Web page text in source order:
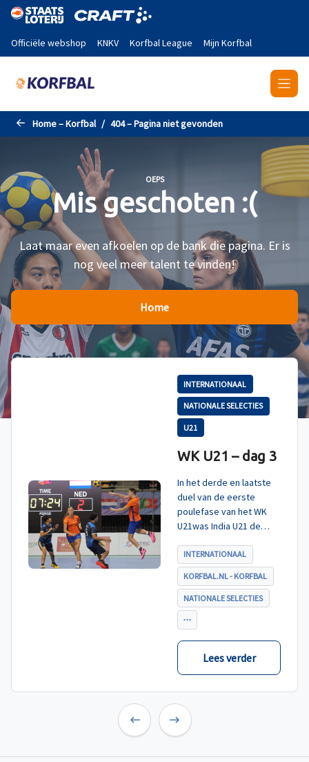
Naar de hoofdinhoud gaan
Officiële webshop KNKV Korfbal League Mijn Korfbal
Home – Korfbal 404 – Pagina niet gevonden
OEPS
Mis geschoten :(
Laat maar even afkoelen op de bank die pagina. Er is
nog veel meer talent te vinden!
Home
INTERNATIONAAL
NATIONALE SELECTIES
U21
WK U21 – dag 3
In het derde en laatste
duel van de eerste
poulefase van het WK
U21was India U21 de
verwacht werd ook dit
duel met ruime cijfers
gewonnen en daarmee
eindigt Nederland U21
als koploper in poule A.
INTERNATIONAAL
KORFBAL.NL - KORFBAL
NATIONALE SELECTIES
Lees verder